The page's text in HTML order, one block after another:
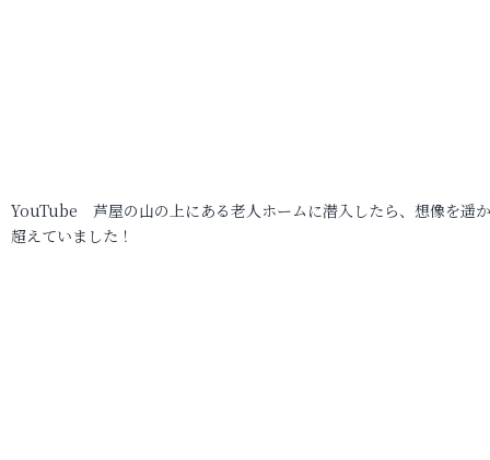
YouTube 芦屋の山の上にある老人ホームに潜入したら、想像を遥
超えていました！